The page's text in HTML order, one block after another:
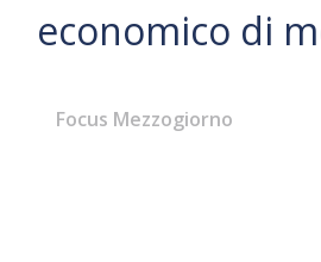
economico di
Focus Mezzogiorno